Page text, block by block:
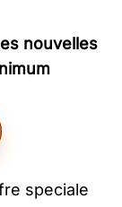
nouvelles